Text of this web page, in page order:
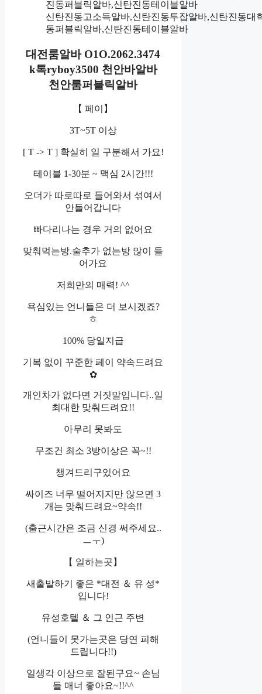
신탄진동고소득알바,신탄진동투잡알바,신탄진동
동퍼블릭알바,신탄진동테이블알바
대전룸알바 O1O.2062.3474
k톡ryboy3500 천안바알바
천안룸퍼블릭알바
【 페이】
3T~5T 이상
[ T -> T ] 확실히 일 구분해서 가요!
테이블 1-30분 ~ 맥심 2시간!!!
오더가 따로따로 들어와서 섞여서
안들어갑니다
빠다리나는 경우 거의 없어요
맞춰먹는방.술추가 없는방 많이 들
어가요
저희만의 매력! ^^
욕심있는 언니들은 더 보시겠죠?
ㅎ
100% 당일지급
기복 없이 꾸준한 페이 약속드려요
✿
개인차가 없다면 거짓말입니다..일
최대한 맞춰드려요!!
아무리 못봐도
무조건 최소 3방이상은 꼭~!!
챙겨드리구있어요
싸이즈 너무 떨어지지만 않으면 3
개는 맞춰드려요~약속!!
(출근시간은 조금 신경 써주세요..
ㅡㅜ)
【 일하는곳】
새출발하기 좋은 *대전 ＆ 유 성*
입니다!
유성호텔 ＆ 그 인근 주변
(언니들이 못가는곳은 당연 피해
드립니다!!)
일생각 이상으로 잘된구요~ 손님
들 매너 좋아요~!!^^